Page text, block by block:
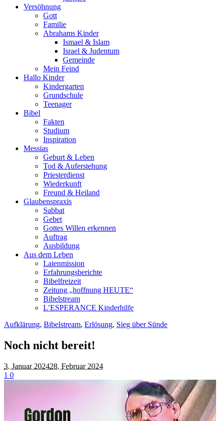
Versöhnung
Gott
Familie
Abrahams Kinder
Ismael & Islam
Israel & Judentum
Gemeinde
Mein Feind
Hallo Kinder
Kindergarten
Grundschule
Teenager
Bibel
Fakten
Studium
Inspiration
Messias
Geburt & Leben
Tod & Auferstehung
Priesterdienst
Wiederkunft
Freund & Heiland
Glaubenspraxis
Sabbat
Gebet
Gottes Willen erkennen
Auftrag
Ausbildung
Aus dem Leben
Laienmission
Erfahrungsberichte
Bibelfreizeit
Zeitung „hoffnung HEUTE“
Bibelstream
L’ESPERANCE Kinderhilfe
Aufklärung, Bibelstream, Erlösung, Sieg über Sünde
Noch nicht bereit!
3. Januar 202428. Februar 2024
1 0